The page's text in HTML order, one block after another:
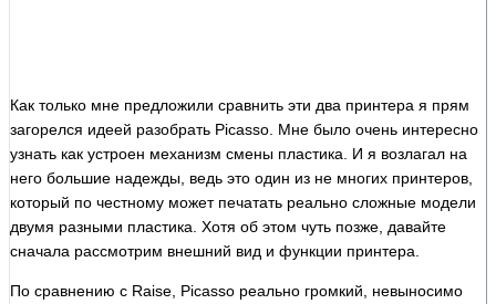
Как только мне предложили сравнить эти два принтера я прям
загорелся идеей разобрать Picasso. Мне было очень интересно
узнать как устроен механизм смены пластика. И я возлагал на
него большие надежды, ведь это один из не многих принтеров,
который по честному может печатать реально сложные модели
двумя разными пластика. Хотя об этом чуть позже, давайте
сначала рассмотрим внешний вид и функции принтера.
По сравнению с Raise, Picasso реально громкий, невыносимо